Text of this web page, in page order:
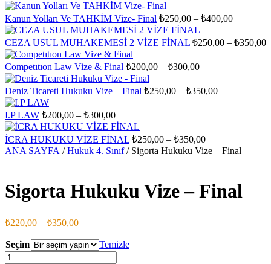
₺350,00
₺200,00
₺300,00
Kanun Yolları Ve TAHKİM Vize- Final ₺250,00 – ₺400,00Fiyat
₺250,00
CEZA USUL MUHAKEMESİ 2 VİZE FİNAL ₺250,00 – ₺350,00
Competıtıon Law Vize & Final ₺200,00 – ₺300,00Fiyat
₺200,00
Deniz Ticareti Hukuku Vize – Final ₺250,00 – ₺350,00Fiyat
I.P LAW ₺200,00 – ₺300,00Fiyat
aralığı:
₺200,00
-
İCRA HUKUKU VİZE FİNAL ₺250,00 – ₺350,00Fiyat
aralığı:
₺350,00
ANA SAYFA /Hukuk 4. Sınıf/ Sigorta Hukuku Vize – Final
Sigorta Hukuku Vize – Final
₺220,00 – ₺350,00Fiyat
₺220,00
-
Seçim
Temizle
Sigorta